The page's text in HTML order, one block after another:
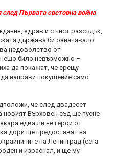
след Първата световна война
здрав и с чист разсъдък,
държава би означавало
недоволство от
нещо било невъзможно –
да покажат, че срещу
направи покушение само
че след двадесет
новият Върховен съд ще пусне
едва ли не герой от
дори ще предоставят на
на Ленинград (сега
и израснал, и ще му